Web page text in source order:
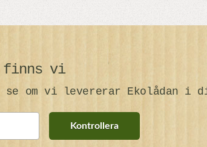
finns vi
om vi levererar Ekolådan i
Kontrollera